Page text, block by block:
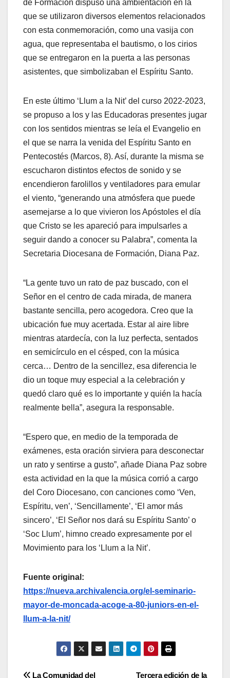
de Formación dispuso una ambientación en la
que se utilizaron diversos elementos relacionados
con esta conmemoración, como una vasija con
agua, que representaba el bautismo, o los cirios
que se entregaron en la puerta a las personas
asistentes, que simbolizaban el Espíritu Santo.
En este último ‘Llum a la Nit’ del curso 2022-2023,
se propuso a los y las Educadoras presentes jugar
con los sentidos mientras se leía el Evangelio en
el que se narra la venida del Espíritu Santo en
Pentecostés (Marcos, 8). Así, durante la misma se
escucharon distintos efectos de sonido y se
encendieron farolillos y ventiladores para emular
el viento, “generando una atmósfera que puede
asemejarse a lo que vivieron los Apóstoles el día
que Cristo se les apareció para impulsarles a
seguir dando a conocer su Palabra”, comenta la
Secretaria Diocesana de Formación, Diana Paz.
“La gente tuvo un rato de paz buscado, con el
Señor en el centro de cada mirada, de manera
bastante sencilla, pero acogedora. Creo que la
ubicación fue muy acertada. Estar al aire libre
mientras atardecía, con la luz perfecta, sentados
en semicírculo en el césped, con la música
cerca… Dentro de la sencillez, esa diferencia le
dio un toque muy especial a la celebración y
quedó claro qué es lo importante y quién la hacía
realmente bella”, asegura la responsable.
“Espero que, en medio de la temporada de
exámenes, esta oración sirviera para desconectar
un rato y sentirse a gusto”, añade Diana Paz sobre
esta actividad en la que la música corrió a cargo
del Coro Diocesano, con canciones como ‘Ven,
Espíritu, ven’, ‘Sencillamente’, ‘El amor más
sincero’, ‘El Señor nos dará su Espíritu Santo’ o
‘Soc Llum’, himno creado expresamente por el
Movimiento para los ‘Llum a la Nit’.
Fuente original:
https://nueva.archivalencia.org/el-seminario-
mayor-de-moncada-acoge-a-80-juniors-en-el-
llum-a-la-nit/
Tercera edición de la
La Comunidad del